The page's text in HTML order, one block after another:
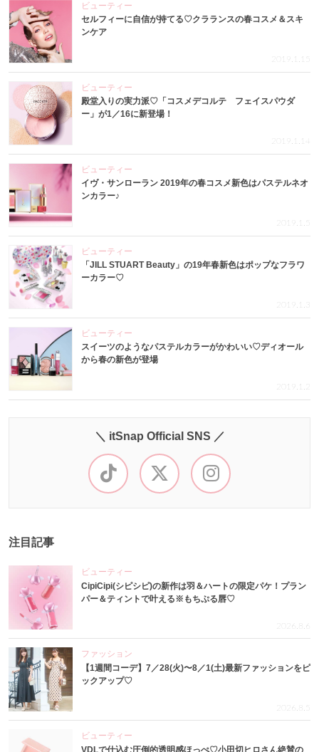
ビューティー
セルフィーに自信が持てる♡クラランスの春コスメ＆スキ
ンケア
2019.1.15
ビューティー
殿堂入りの実力派♡「コスメデコルテ フェイスパウダ
ー」が1／16に新登場！
2019.1.14
ビューティー
イヴ・サンローラン 2019年の春コスメ新色はパステルネオ
ンカラー♪
2019.1.5
ビューティー
「JILL STUART Beauty」の19年春新色はポップなフラワ
ーカラー♡
2019.1.3
ビューティー
スイーツのようなパステルカラーがかわいい♡ディオール
から春の新色が登場
2019.1.2
＼ itSnap Official SNS ／
注目記事
ビューティー
CipiCipi(シピシピ)の新作は羽＆ハートの限定パケ！プラン
パー＆ティントで叶える※もちぷる唇♡
2026.8.6
ファッション
【1週間コーデ】7／28(火)〜8／1(土)最新ファッションをピ
ックアップ♡
2026.8.5
ビューティー
VDLで仕込む圧倒的透明感ほっぺ♡小田切ヒロさん絶賛の